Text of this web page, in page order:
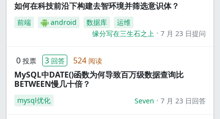
如何在科技前沿下构建去智环境并筛选意识体？
前端 android 数据库
运维
缘分写在三生石之上
7 月 23 日提问
0 投票 3 回答 524 阅读
MySQL中DATE()函数为何导致百万级数据查询比
BETWEEN慢几十倍？
mysql优化 Seven 7 月 23 日回答